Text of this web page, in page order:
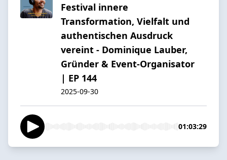
Festival innere
Transformation, Vielfalt und
authentischen Ausdruck
vereint - Dominique Lauber,
Gründer & Event-Organisator
| EP 144
2025-09-30
01:03:29